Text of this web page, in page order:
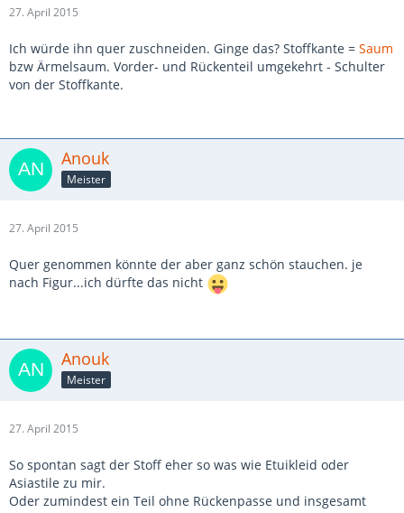
27. April 2015
Ich würde ihn quer zuschneiden. Ginge das? Stoffkante = Saum
bzw Ärmelsaum. Vorder- und Rückenteil umgekehrt - Schulter
von der Stoffkante.
Anouk
Meister
27. April 2015
Quer genommen könnte der aber ganz schön stauchen. je
nach Figur...ich dürfte das nicht
Anouk
Meister
27. April 2015
So spontan sagt der Stoff eher so was wie Etuikleid oder
Asiastile zu mir.
Oder zumindest ein Teil ohne Rückenpasse und insgesamt